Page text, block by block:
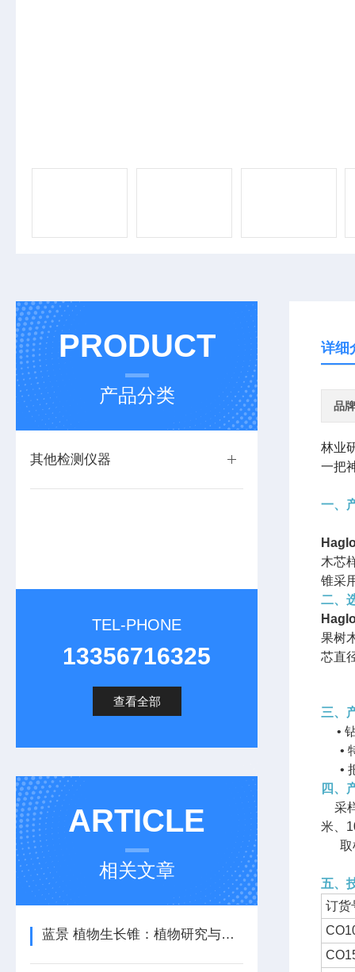
PRODUCT
产品分类
其他检测仪器
TEL-PHONE
13356716325
查看全部
ARTICLE
相关文章
蓝景 植物生长锥：植物研究与种植的可靠伴侣
详细
品牌
林业
一把
一、
木芯
锥采
二、
果树
芯直
三、
•
•
•
四、
采
米、
取
五、
订货